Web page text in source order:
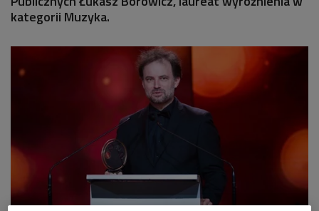
kategorii Muzyka.